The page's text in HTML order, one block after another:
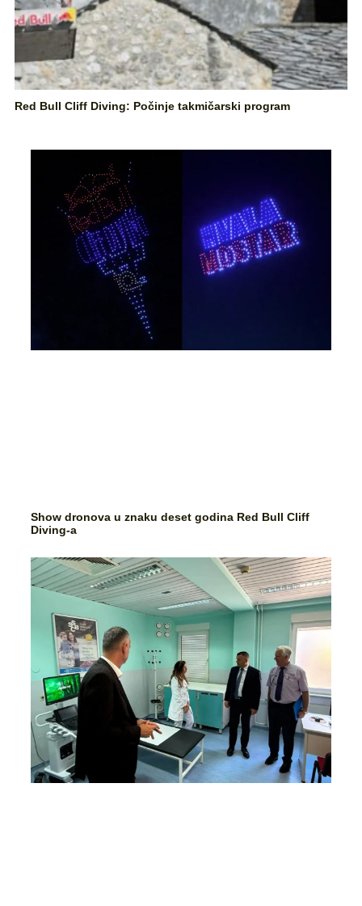
Red Bull Cliff Diving: Počinje takmičarski program
Show dronova u znaku deset godina Red Bull Cliff
Diving-a